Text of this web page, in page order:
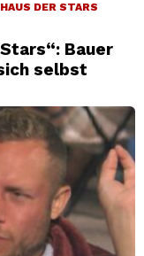
DER STARS
Bauer
selbst